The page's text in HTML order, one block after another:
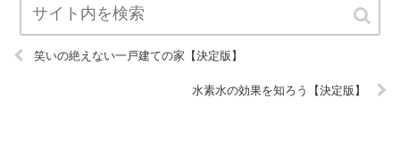
笑いの絶えない一戸建ての家【決定版】
水素水の効果を知ろう【決定版】